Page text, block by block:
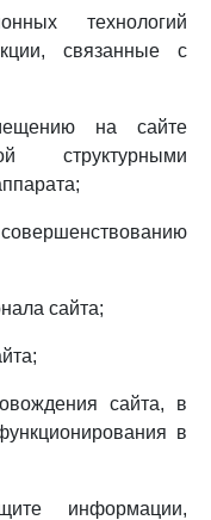
технологий
связанные с
на сайте
структурными
сайта;
сайта, в
в
информации,